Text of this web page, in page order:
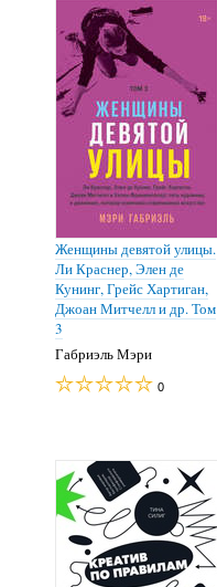
Женщины девятой улицы.
Ли Краснер, Элен де
Кунинг, Грейс Хартиган,
Джоан Митчелл и др. Том
3
Габриэль Мэри
0